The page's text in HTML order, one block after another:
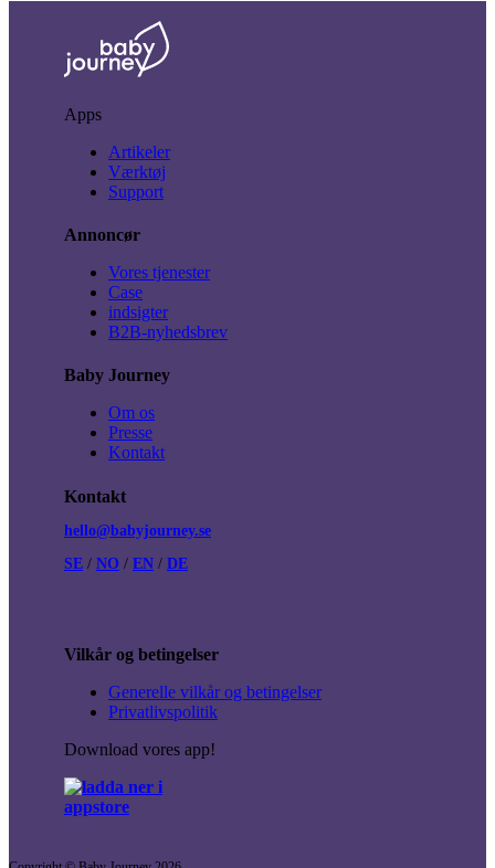
Apps
Artikeler
Værktøj
Support
Annoncør
Vores tjenester
Case
indsigter
B2B-nyhedsbrev
Baby Journey
Om os
Presse
Kontakt
Kontakt
hello@babyjourney.se
SE / NO / EN / DE
Vilkår og betingelser
Generelle vilkår og betingelser
Privatlivspolitik
Download vores app!